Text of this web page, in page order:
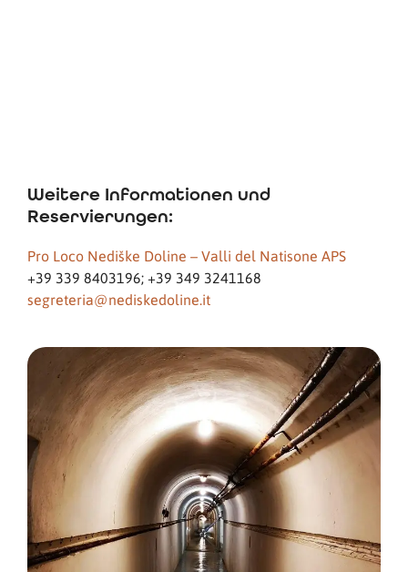
Weitere Informationen und
Reservierungen:
Pro Loco Nediške Doline – Valli del Natisone APS
+39 339 8403196; +39 349 3241168
segreteria@nediskedoline.it